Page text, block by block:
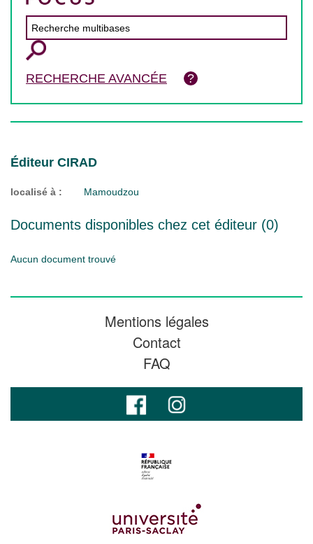
RECHERCHE AVANCÉE
Éditeur CIRAD
localisé à : Mamoudzou
Documents disponibles chez cet éditeur (0)
Aucun document trouvé
Mentions légales
Contact
FAQ